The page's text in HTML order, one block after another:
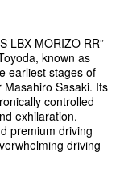
LBX MORIZO RR”
known as
earliest stages of
Sasaki. Its
controlled
exhilaration.
premium driving
driving